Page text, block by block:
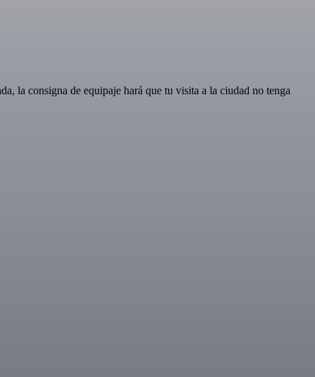
la consigna de equipaje hará que tu visita a la ciudad no tenga